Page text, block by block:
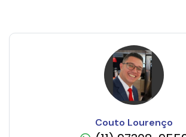
Couto Lourenço